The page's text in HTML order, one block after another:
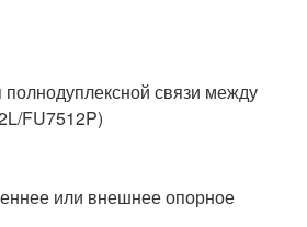
связи между
FU7512P)
или внешнее опорное